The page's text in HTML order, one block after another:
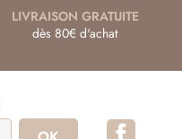
LIVRAISON GRATUITE
dès 80€ d'achat